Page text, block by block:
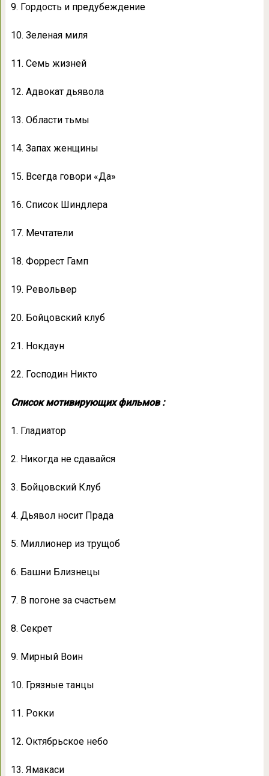
9. Гордость и предубеждение
10. Зеленая миля
11. Семь жизней
12. Адвокат дьявола
13. Области тьмы
14. Запах женщины
15. Всегда говори «Да»
16. Список Шиндлера
17. Мечтатели
18. Форрест Гамп
19. Револьвер
20. Бойцовский клуб
21. Нокдаун
22. Господин Никто
Список мотивирующих фильмов :
1. Гладиатор
2. Никогда не сдавайся
3. Бойцовский Клуб
4. Дьявол носит Прада
5. Миллионер из трущоб
6. Башни Близнецы
7. В погоне за счастьем
8. Секрет
9. Мирный Воин
10. Грязные танцы
11. Рокки
12. Октябрьское небо
13. Ямакаси